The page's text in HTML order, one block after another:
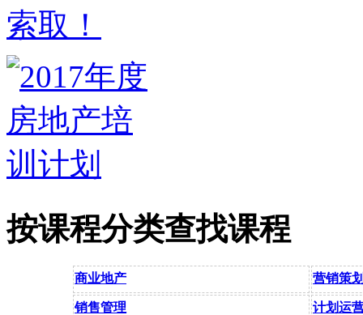
按课程分类查找课程
商业地产 营销策
销售管理 计划运